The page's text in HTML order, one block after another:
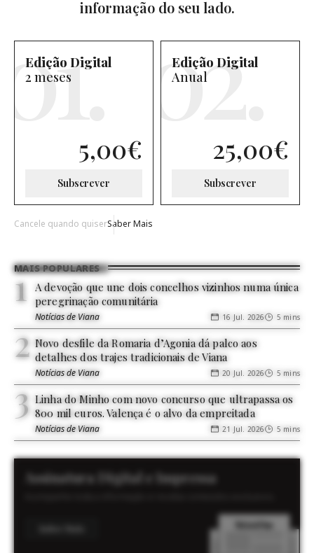
informação do seu lado.
Edição Digital
2 meses
5,00€
Subscrever
Edição Digital
Anual
25,00€
Subscrever
Cancele quando quiserSaber Mais
MAIS POPULARES
A devoção que une dois concelhos vizinhos numa única
peregrinação comunitária
Notícias de Viana 16 Jul. 2026 5 mins
Novo desfile da Romaria d’Agonia dá palco aos
detalhes dos trajes tradicionais de Viana
Notícias de Viana 20 Jul. 2026 5 mins
Linha do Minho com novo concurso que ultrapassa os
800 mil euros. Valença é o alvo da empreitada
Notícias de Viana 21 Jul. 2026 5 mins
Assinatura Digital e Impressa